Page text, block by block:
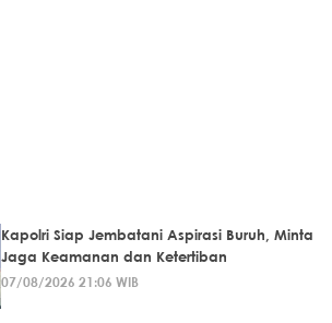
Kapolri Siap Jembatani Aspirasi Buruh, Minta
Jaga Keamanan dan Ketertiban
07/08/2026 21:06 WIB